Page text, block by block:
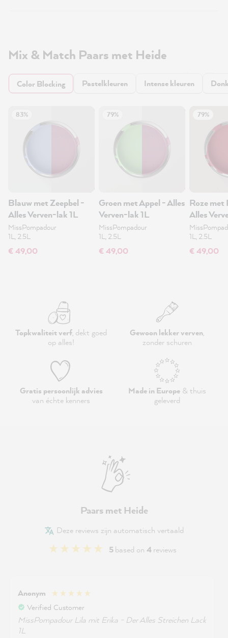
Mix & Match Paars met Heide
Color Blocking Pastelkleuren Intense kleuren
83%
Blauw met Zeepbel -
Alles Verven-lak 1L
MissPompadour
1L, 2.5L
€ 49,00
79%
Groen met Appel - Alles
Verven-lak 1L
MissPompadour
1L, 2.5L
€ 49,00
79%
Roze met
Alles
1L, 2.5L
€ 49,00
Topkwaliteit verf, dekt goed
op alles!
Gewoon lekker verven,
zonder schuren
Gratis persoonlijk advies
van échte kenners
Made in Europe& thuis
geleverd
Paars met Heide
Deze reviews zijn automatisch vertaald
5based on 4reviews
Anonym
Verified Customer
MissPompadour Lila mit Erika - Der Alles Streichen Lack
1L